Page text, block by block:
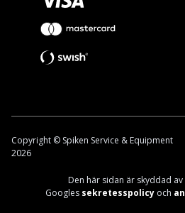
Den här sidan är skyddad av
Googles sekretesspolicyoch
Copyright © Spiken Service & Equipment
2026